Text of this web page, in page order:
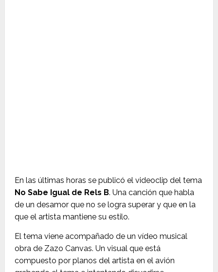
En las últimas horas se publicó el videoclip del tema
No Sabe Igual de Rels B. Una canción que habla
de un desamor que no se logra superar y que en la
que el artista mantiene su estilo.
El tema viene acompañado de un vídeo musical
obra de Zazo Canvas. Un visual que está
compuesto por planos del artista en el avión